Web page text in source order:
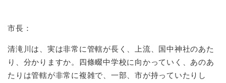
市長：
清滝川は、実は非常に管轄が長く、上流、国中神社のあた
り、分かりますか。四條畷中学校に向かっていく、あのあ
たりは管轄が非常に複雑で、一部、市が持っていたりし